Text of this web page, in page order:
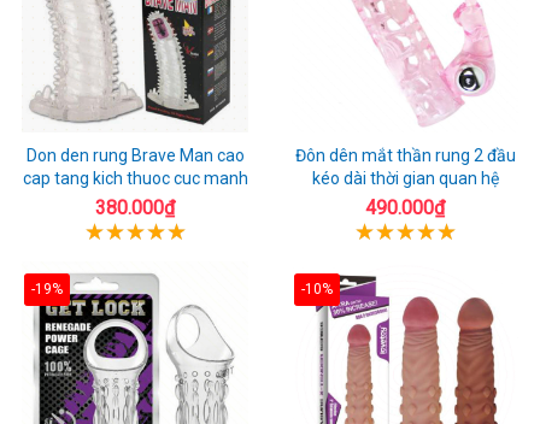
Don den rung Brave Man cao
cap tang kich thuoc cuc manh
380.000₫
Đôn dên mắt thần rung 2 đầu
kéo dài thời gian quan hệ
490.000₫
-19% -10%